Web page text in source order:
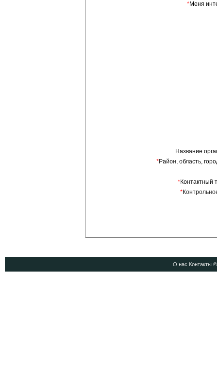
*Меня
Название
*Район, область,
*Контактный
*
О нас Контакты©